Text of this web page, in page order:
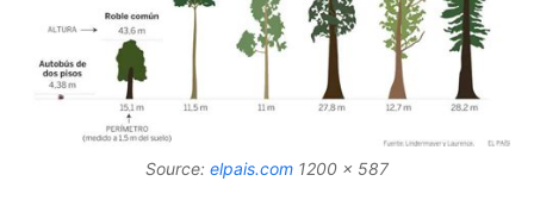
Source: elpais.com 1200 x 587